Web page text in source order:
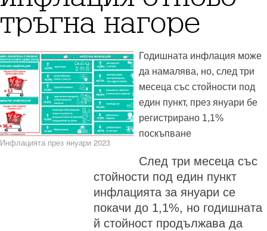
тръгна нагоре
Инфлацията през януари 2023
Годишната инфлация може
да намалява, но, след три
месеца със стойности под
един пункт, през януари бе
регистрирано 1,1%
поскъпване
След три месеца със
стойности под един пункт
инфлацията за януари се
покачи до 1,1%, но годишната
й стойност продължава да